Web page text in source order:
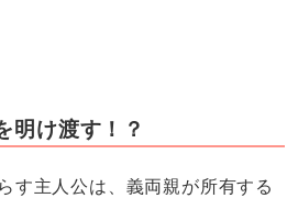
明け渡す！？
す主人公は、義両親が所有する